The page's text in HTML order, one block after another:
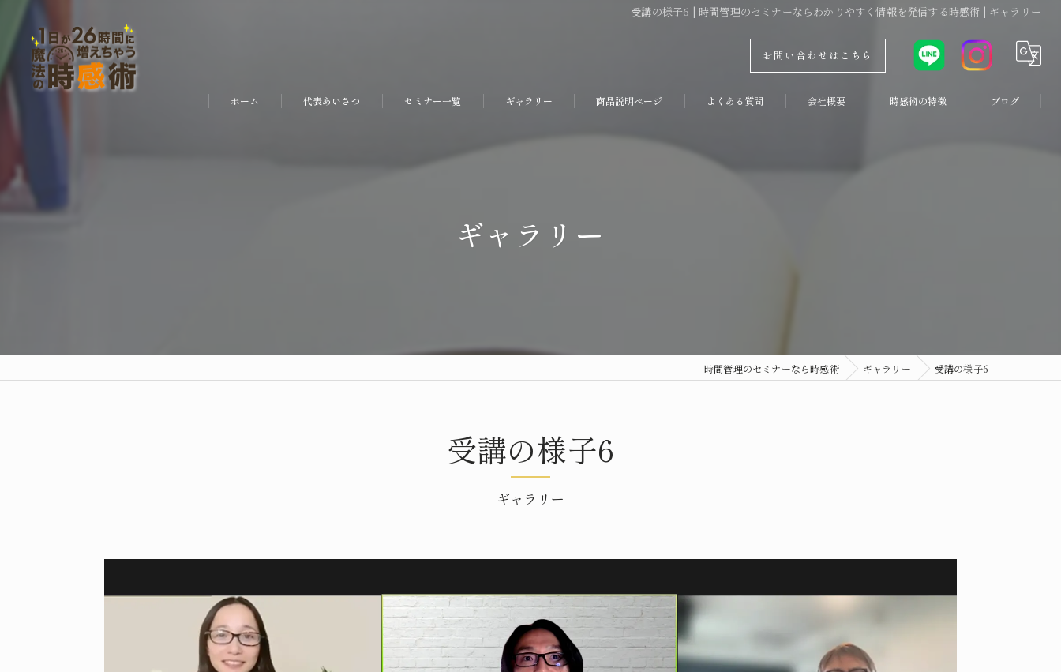
受講の様子6 | 時間管理のセミナーならわかりやすく情報を発信する時感術 | ギャラリー
お問い合わせはこちら
ホーム 代表あいさつ セミナー一覧 ギャラリー 商品説明ページ よくある質問 会社概要 時感術の特徴 ブログ
ギャラリー
時間管理のセミナーなら時感術 ギャラリー 受講の様子6
ギャラリー
受講の様子6